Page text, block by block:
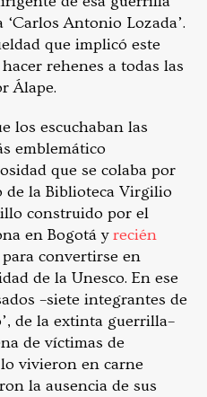
Antonio Lozada’.
que implicó este
rehenes a todas las
Álape.
los escuchaban las
emblemático
que se colaba por
de la Biblioteca Virgilio
construido por el
en Bogotá yrecién
para convertirse en
de la Unesco. En ese
–siete integrantes de
de la extinta guerrilla–
de víctimas de
vivieron en carne
la ausencia de sus